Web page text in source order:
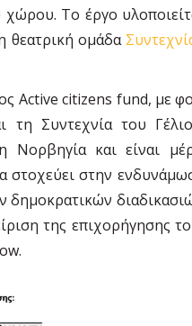
χώρου. Το έργο
θεατρική ομάδα
Active citizens fund, με
τη Συντεχνία του
Νορβηγία και είναι
στην
της επιχορήγησης